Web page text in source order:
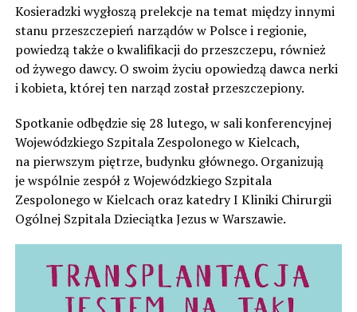
Kosieradzki wygłoszą prelekcje na temat między innymi
stanu przeszczepień narządów w Polsce i regionie,
powiedzą także o kwalifikacji do przeszczepu, również
od żywego dawcy. O swoim życiu opowiedzą dawca nerki
i kobieta, której ten narząd został przeszczepiony.
Spotkanie odbędzie się 28 lutego, w sali konferencyjnej
Wojewódzkiego Szpitala Zespolonego w Kielcach,
na pierwszym piętrze, budynku głównego. Organizują
je wspólnie zespół z Wojewódzkiego Szpitala
Zespolonego w Kielcach oraz katedry I Kliniki Chirurgii
Ogólnej Szpitala Dzieciątka Jezus w Warszawie.